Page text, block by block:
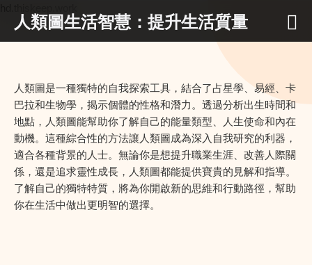
人類圖生活智慧：提升生活質量
人類圖是一種獨特的自我探索工具，結合了占星學、易經、卡
巴拉和生物學，揭示個體的性格和潛力。透過分析出生時間和
地點，人類圖能幫助你了解自己的能量類型、人生使命和內在
動機。這種綜合性的方法讓人類圖成為深入自我研究的利器，
適合各種背景的人士。無論你是想提升職業生涯、改善人際關
係，還是追求靈性成長，人類圖都能提供寶貴的見解和指導。
了解自己的獨特特質，將為你開啟新的思維和行動路徑，幫助
你在生活中做出更明智的選擇。